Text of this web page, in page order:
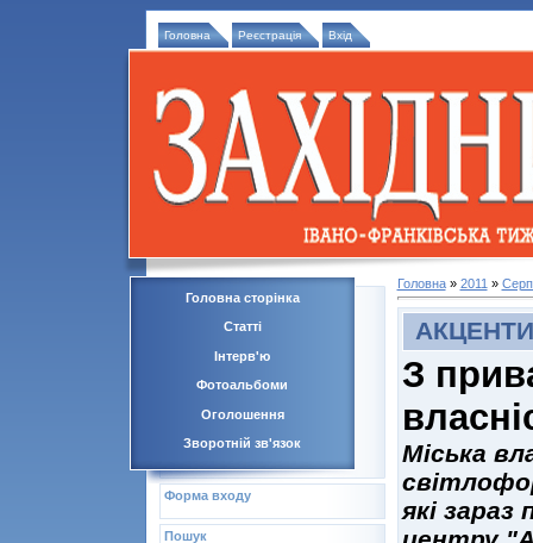
Головна Реєстрація Вхід
Головна сторінка
Статті
Інтерв'ю
Фотоальбоми
Оголошення
Зворотній зв'язок
Форма входу
Пошук
Головна» 2011 »
АКЦЕНТИ
З
Міська
які